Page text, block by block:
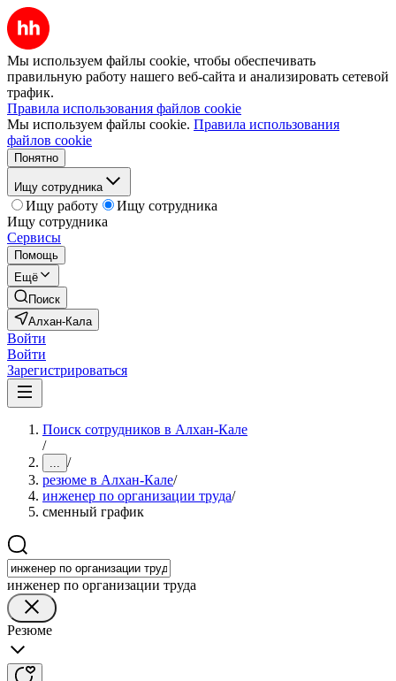
Мы используем файлы cookie, чтобы обеспечивать
правильную работу нашего веб-сайта и анализировать сетевой
трафик.
Правила использования файлов cookie
Мы используем файлы cookie. Правила использования
файлов cookie
Понятно
Ищу сотрудника
Ищу работу
Ищу сотрудника
Ищу сотрудника
Сервисы
Помощь
Ещё
Поиск
Алхан-Кала
Войти
Войти
Зарегистрироваться
Поиск сотрудников в Алхан-Кале
/
... /
резюме в Алхан-Кале/
инженер по организации труда/
сменный график
инженер по организации труда
Резюме